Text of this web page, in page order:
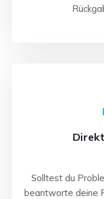
Solltest du
beantworte deine